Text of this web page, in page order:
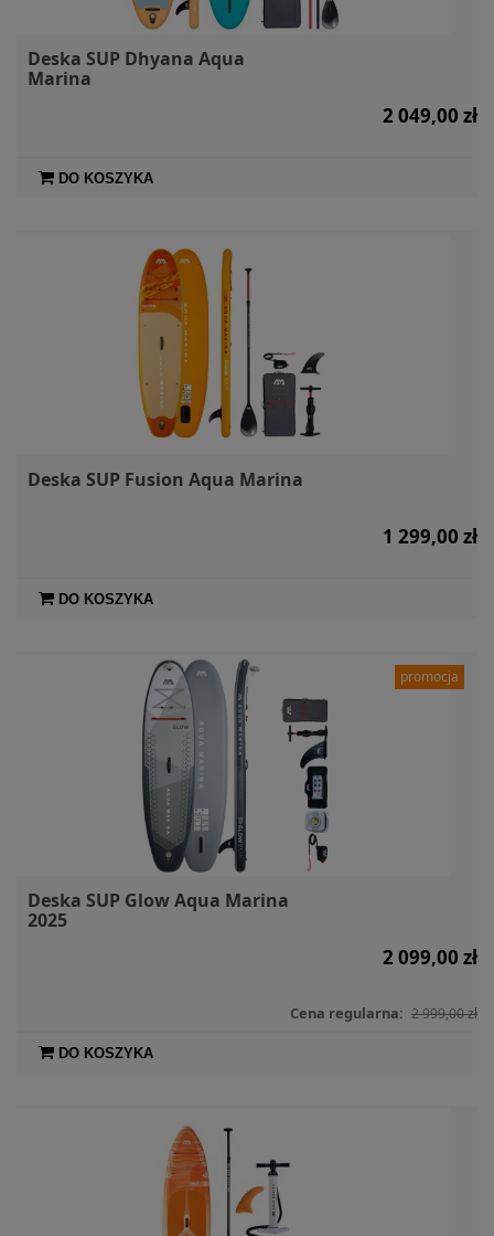
Deska SUP Dhyana Aqua
Marina
2 049,00 zł
DO KOSZYKA
Deska SUP Fusion Aqua Marina
1 299,00 zł
DO KOSZYKA
Deska SUP Glow Aqua Marina
2025
2 099,00 zł
Cena regularna: 2 999,00 zł
DO KOSZYKA
promocja